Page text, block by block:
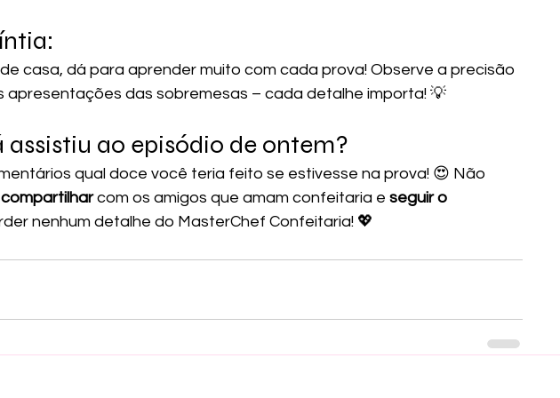
casa, dá para aprender muito com cada prova! Observe a precisão
apresentações das sobremesas – cada detalhe importa! 💡
assistiu ao episódio de ontem?
qual doce você teria feito se estivesse na prova! 😍 Não
compartilhar com os amigos que amam confeitaria e seguir o
nenhum detalhe do MasterChef Confeitaria! 💖